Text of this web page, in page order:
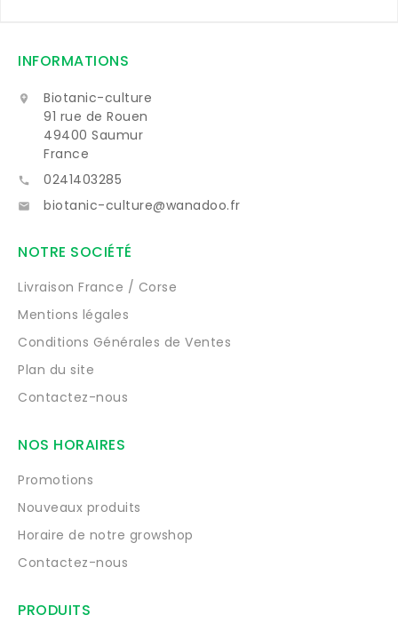
INFORMATIONS

Biotanic-culture
91 rue de Rouen
49400 Saumur
France
 0241403285
 biotanic-culture@wanadoo.fr
NOTRE SOCIÉTÉ
Livraison France / Corse
Mentions légales
Conditions Générales de Ventes
Plan du site
Contactez-nous
NOS HORAIRES
Promotions
Nouveaux produits
Horaire de notre growshop
Contactez-nous
PRODUITS